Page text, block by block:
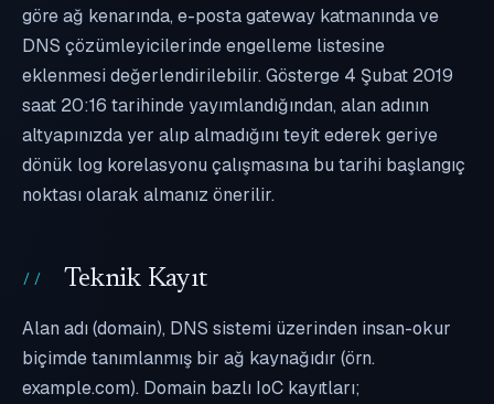
göre ağ kenarında, e-posta gateway katmanında ve
DNS çözümleyicilerinde engelleme listesine
eklenmesi değerlendirilebilir. Gösterge 4 Şubat 2019
saat 20:16 tarihinde yayımlandığından, alan adının
altyapınızda yer alıp almadığını teyit ederek geriye
dönük log korelasyonu çalışmasına bu tarihi başlangıç
noktası olarak almanız önerilir.
Teknik Kayıt
Alan adı (domain), DNS sistemi üzerinden insan-okur
biçimde tanımlanmış bir ağ kaynağıdır (örn.
example.com). Domain bazlı IoC kayıtları;